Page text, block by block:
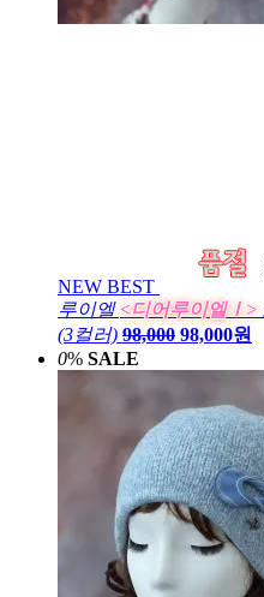
NEW BEST
루이엘 <디어루이엘Ⅰ>
(3컬러) 98,000 98,000원
0% SALE